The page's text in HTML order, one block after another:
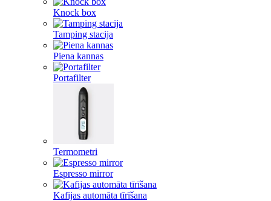
Knock box
Tamping stacija
Piena kannas
Portafilter
Termometri
Espresso mirror
Kafijas automāta tīrīšana